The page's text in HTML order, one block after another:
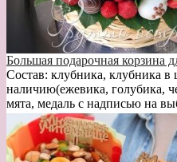
Большая подарочная корзина
Состав: клубника, клубника в
наличию(ежевика, голубика,
мята, медаль с надписью на